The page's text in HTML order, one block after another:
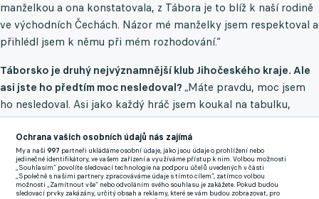
manželkou a ona konstatovala, z Tábora je to blíž k naší rodině
ve východních Čechách. Názor mé manželky jsem respektoval a
přihlédl jsem k němu při mém rozhodování.“
Táborsko je druhý nejvýznamnější klub Jihočeského kraje. Ale
asi jste ho předtím moc nesledoval? „Máte pravdu, moc jsem
ho nesledoval. Asi jako každý hráč jsem koukal na tabulku,
s kým hrálo a jak, ale podrobnosti o klubu jsem neznal.“
Vzpomenete si na podzimní utkání Táborsko – Třinec?
vzpomenu si tak do 20., 25. minuty. Pak jsem dostal kolenem do
hlavy, zbytek utkání si moc nevybavuji, zápas jsem dohrál do
Ochrana vašich osobních údajů nás zajímá
My a naši997 partneři ukládáme osobní údaje, jako jsou údaje o prohlížení nebo
jedinečné identifikátory, ve vašem zařízení a využíváme přístup k nim. Volbou možnosti
„Souhlasím“ povolíte sledovací technologie na podporu účelů uvedených v části
„Společně s našimi partnery zpracováváme údaje s tímto cílem“, zatímco volbou
možnosti „Zamítnout vše“ nebo odvoláním svého souhlasu je zakážete. Pokud budou
sledovací prvky zakázány, určitý obsah a reklamy, které se vám budou zobrazovat, pro